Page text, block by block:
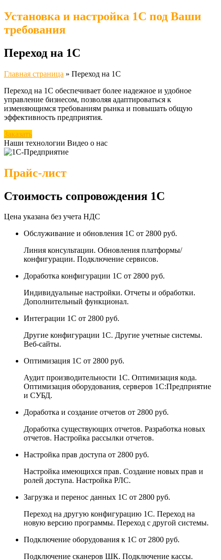
Установка и настройка 1С под Ваши
требования
Переход на 1С
Главная страница » Переход на 1С
Переход на 1С обеспечивает более надежное и удобное
управление бизнесом, позволяя адаптироваться к
изменяющимся требованиям рынка и повышать общую
эффективность предприятия.
Заказать
Наши технологии Видео о нас
Прайс-лист
Стоимость сопровождения 1С
Цена указана без учета НДС
Обслуживание и обновления 1С от 2800 руб.
Линия консультации. Обновления платформы/
конфигурации. Подключение сервисов.
Доработка конфигурации 1С от 2800 руб.
Индивидуальные настройки. Отчеты и обработки.
Дополнительный функционал.
Интеграции 1С от 2800 руб.
Другие конфигурации 1С. Другие учетные системы.
Веб-сайты.
Оптимизация 1С от 2800 руб.
Аудит производительности 1С. Оптимизация кода.
Оптимизация оборудования, серверов 1С:Предприятие
и СУБД.
Доработка и создание отчетов от 2800 руб.
Доработка существующих отчетов. Разработка новых
отчетов. Настройка рассылки отчетов.
Настройка прав доступа от 2800 руб.
Настройка имеющихся прав. Создание новых прав и
ролей доступа. Настройка РЛС.
Загрузка и перенос данных 1С от 2800 руб.
Переход на другую конфигурацию 1С. Переход на
новую версию программы. Переход с другой системы.
Подключение оборудования к 1С от 2800 руб.
Подключение сканеров ШК. Подключение кассы.